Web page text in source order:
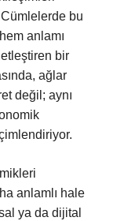
bu
anlamı
bir
ağlar
değil; aynı
anlamlı hale
ya da dijital